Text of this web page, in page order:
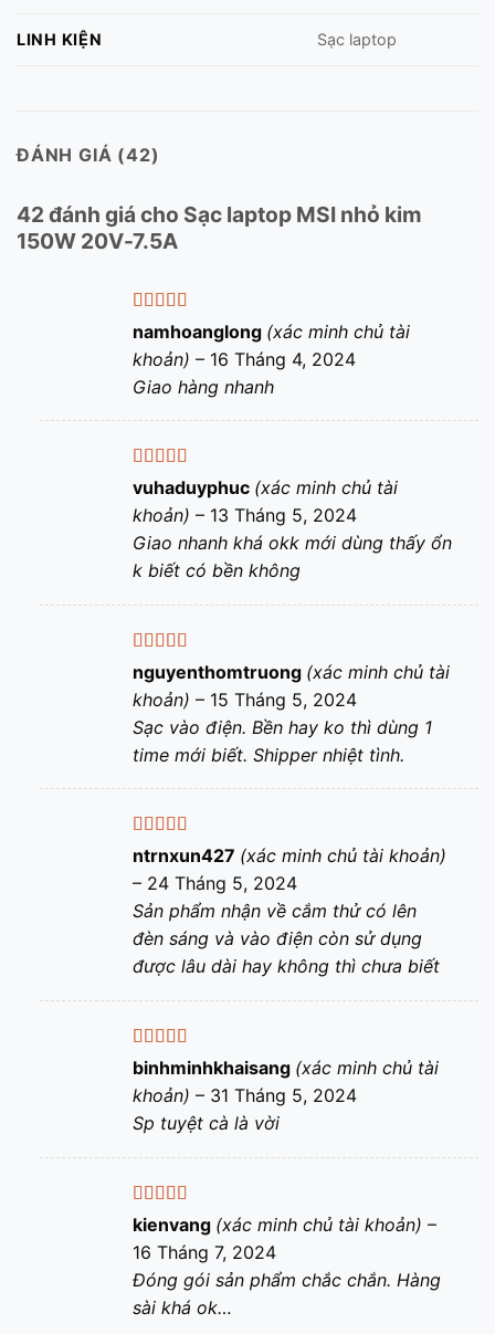
LINH KIỆN Sạc laptop
ĐÁNH GIÁ (42)
42 đánh giá cho Sạc laptop MSI nhỏ kim
150W 20V-7.5A
Được xếp
hạng55 sao
namhoanglong (xác minh chủ tài
khoản) – 16 Tháng 4, 2024
Giao hàng nhanh
Được xếp
hạng55 sao
vuhaduyphuc (xác minh chủ tài
khoản) – 13 Tháng 5, 2024
Giao nhanh khá okk mới dùng thấy ổn
k biết có bền không
Được xếp
hạng55 sao
nguyenthomtruong (xác minh chủ tài
khoản) – 15 Tháng 5, 2024
Sạc vào điện. Bền hay ko thì dùng 1
time mới biết. Shipper nhiệt tình.
Được xếp
hạng
ntrnxun427 (xác minh chủ tài khoản)
– 24 Tháng 5, 2024
Sản phẩm nhận về cắm thử có lên
đèn sáng và vào điện còn sử dụng
được lâu dài hay không thì chưa biết
Được xếp
hạng55 sao
binhminhkhaisang (xác minh chủ tài
khoản) – 31 Tháng 5, 2024
Sp tuyệt cà là vời
Được xếp
hạng 55 sao
kienvang (xác minh chủ tài khoản) –
16 Tháng 7, 2024
Đóng gói sản phẩm chắc chắn. Hàng
sài khá ok…